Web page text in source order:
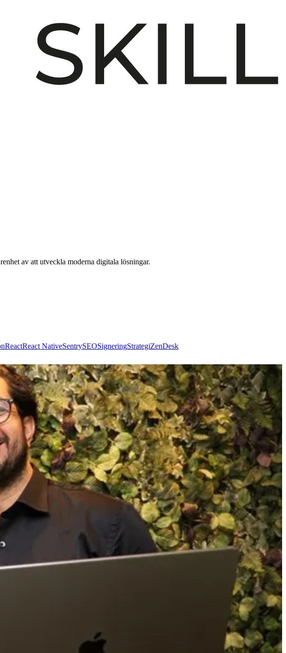
av att utveckla moderna digitala lösningar.
ReactReact NativeSentrySEOSigneringStrategiZenDesk